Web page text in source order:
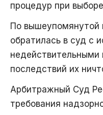
процедур при
По вышеупомянутой
обратилась в суд с
недействительными
последствий их
Арбитражный Суд
требования